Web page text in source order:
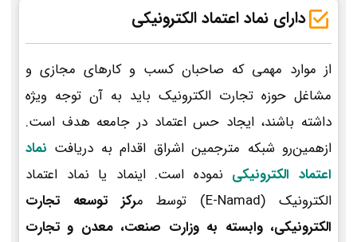
دارای نماد اعتماد الکترونیکی
از موارد مهمی که صاحبان کسب و کارهای مجازی و
مشاغل حوزه تجارت الکترونیک باید به آن توجه ویژه
داشته باشند، ایجاد حس اعتماد در جامعه هدف است.
ازهمین‌رو شبکه مترجمین اشراق اقدام به دریافت نماد
اعتماد الکترونیکی نموده است. اینماد یا نماد اعتماد
الکترونیک (E-Namad) توسط م
رکز توسعه تجارت
الکترونیکی، وابسته به وزارت صنعت، معدن و تجارت